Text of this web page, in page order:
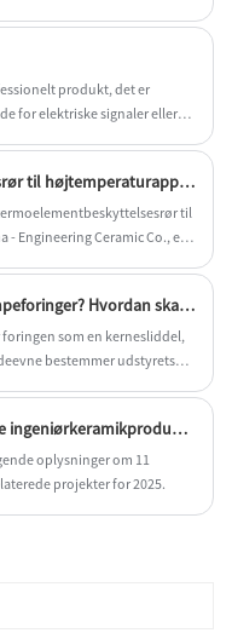
produkt, det er
for elektriske signaler eller
Ny serie af termoelementbeskyttelsesrør til højtemperaturapplikationer
til
Engineering Ceramic Co., en
Hvad er fordelene ved keramiske pumpeforinger? Hvordan skal du vælge og installere dem?
som en kernesliddel,
bestemmer udstyrets
traditionelle metalforinger i
(FGD) og ny
slidstyrke og kemiske
Kina største 11. godkendte og indledte ingeniørkeramikprodukter projekter i 2025.
oplysninger om 11
projekter for 2025.